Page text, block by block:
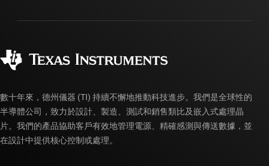
製造
myTI 帳戶常見問題解答
訂購 FAQ
數十年來，德州儀器 (TI) 持續不懈地推動科技進步。我們是全球性的
半導體公司，致力於設計、製造、測試和銷售類比及嵌入式處理晶
片。我們的產品協助客戶有效地管理電源、精確感測與傳送數據，並
在設計中提供核心控制或處理。